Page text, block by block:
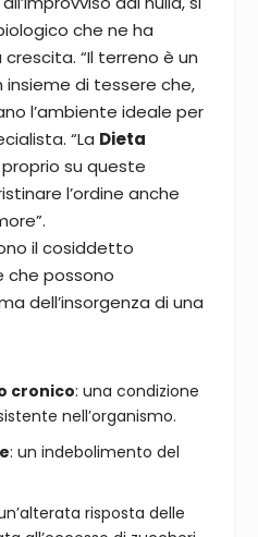
che ne ha
“Il terreno è un
di tessere che,
l’ambiente ideale per
“La Dieta
su queste
l’ordine anche
il cosiddetto
che possono
dell’insorgenza di una
cronico: una condizione
nell’organismo.
: un indebolimento del
risposta delle